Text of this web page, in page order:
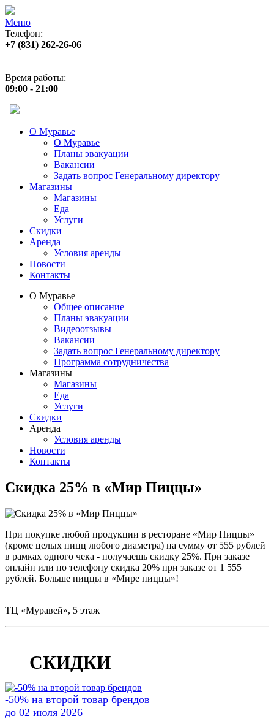
Меню
Телефон:
+7 (831) 262-26-06
Время работы:
09:00 - 21:00
О Муравье
О Муравье
Планы эвакуации
Вакансии
Задать вопрос Генеральному директору
Магазины
Магазины
Еда
Услуги
Скидки
Аренда
Условия аренды
Новости
Контакты
О Муравье
Общее описание
Планы эвакуации
Видеоотзывы
Вакансии
Задать вопрос Генеральному директору
Программа сотрудничества
Магазины
Магазины
Еда
Услуги
Скидки
Аренда
Условия аренды
Новости
Контакты
​Скидка 25% в «Мир Пиццы»
При покупке любой продукции в ресторане «Мир Пиццы»
(кроме целых пицц любого диаметра) на сумму от 555 рублей
в рамках одного чека - получаешь скидку 25%. При заказе
онлайн или по телефону скидка 20% при заказе от 1 555
рублей. Больше пиццы в «Мире пиццы»!
ТЦ «Муравей», 5 этаж
СКИДКИ
-50% на второй товар брендов
до 02 июля 2026